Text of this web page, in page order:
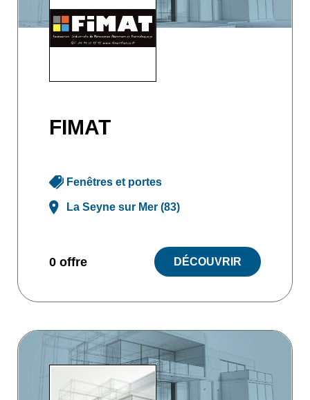
FIMAT
Fenêtres et portes
La Seyne sur Mer (83)
0 offre DÉCOUVRIR